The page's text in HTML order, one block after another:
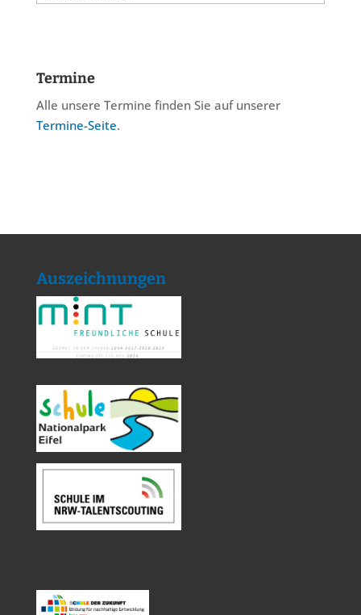
Termine
Alle unsere Termine finden Sie auf unserer
Termine-Seite.
Auszeichnungen